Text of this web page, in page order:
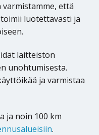
että
luotettavasti ja
laitteiston
unohtumisesta.
ja varmistaa
ja noin 100 km
.